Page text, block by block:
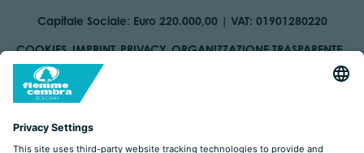
COOKIES IMPRINT PRIVACY ORGANIZZAZIONE TRASPARENTE
ACCESSIBILITY STATEMENT